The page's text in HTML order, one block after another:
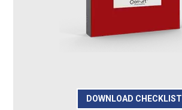
DOWNLOAD CHECKLIST